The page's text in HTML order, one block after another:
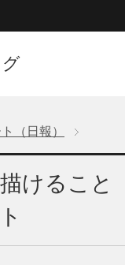
（日報）
けること